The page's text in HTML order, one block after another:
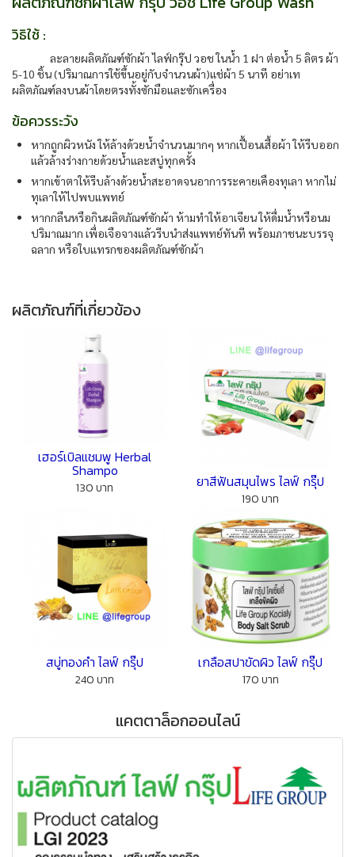
วิธิใช้ :
ละลายผลิตภัณฑ์ซักผ้า ไลฟ์กรุ๊ป วอช ในน้ำ 1 ฝา ต่อน้ำ 5 ลิตร ผ้า
5-10 ชิ้น (ปริมาณการใช้ขึ้นอยู่กับจำนวนผ้า)แช่ผ้า 5 นาที อย่าเท
ผลิตภัณฑ์ลงบนผ้าโดยตรงทั้งซักมือและซักเครื่อง
ข้อควรระวัง
หากถูกผิวหนัง ให้ล้างด้วยน้ำจำนวนมากๆ หากเปื้อนเสื้อผ้า ให้รีบออก
แล้วล้างร่างกายด้วยน้ำและสบู่ทุกครั้ง
หากเข้าตาให้รีบล้างด้วยน้ำสะอาดจนอาการระคายเคืองทุเลา หากไม่
ทุเลาให้ไปพบแพทย์
หากกลืนหรือกินผลิตภัณฑ์ซักผ้า ห้ามทำให้อาเจียน ให้ดื่มน้ำหรือนม
ปริมาณมาก เพื่อเจือจางแล้วรีบนำส่งแพทย์ทันที พร้อมภาชนะบรรจุ
ฉลาก หรือใบแทรกของผลิตภัณฑ์ซักผ้า
ผลิตภัณฑ์ที่เกี่ยวข้อง
เฮอร์เบิลแชมพู Herbal
Shampo
130 บาท ยาสีฟันสมุนไพร ไลฟ์ กรุ๊ป
190 บาท
สบู่ทองคำ ไลฟ์ กรุ๊ป
240 บาท
เกลือสปาขัดผิว ไลฟ์ กรุ๊ป
170 บาท
แคตตาล็อกออนไลน์